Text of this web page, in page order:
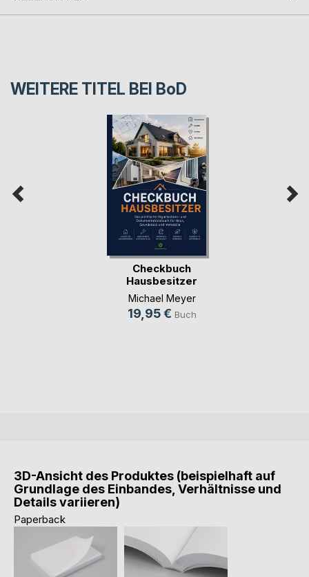
WEITERE TITEL BEI BoD
Checkbuch
Hausbesitzer
Michael Meyer
19,95 € Buch
3D-Ansicht des Produktes (beispielhaft auf
Grundlage des Einbandes, Verhältnisse und
Details variieren)
Paperback